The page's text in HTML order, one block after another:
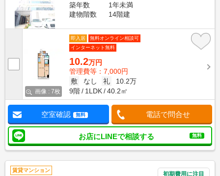
築年数
1年未満
建物階数
14階建
画像 : 7枚
即入居
無料オンライン相談可
インターネット無料
10.2万円
管理費等：7,000円
敷
なし 礼
10.2万
9階
1LDK 40.2㎡
空室確認 無料 電話で問合せ
お店にLINEで相談する 無料
賃貸マンション
初期費用に注目